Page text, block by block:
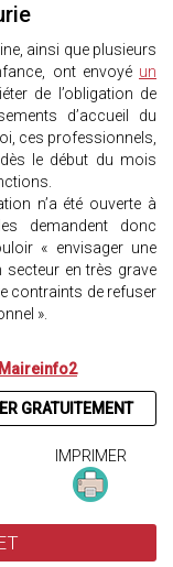
ainsi que plusieurs
ont envoyé un
de l’obligation de
d’accueil du
ces professionnels,
le début du mois
n’a été ouverte à
demandent donc
« envisager une
en très grave
contraints de refuser
».
GRATUITEMENT
IMPRIMER